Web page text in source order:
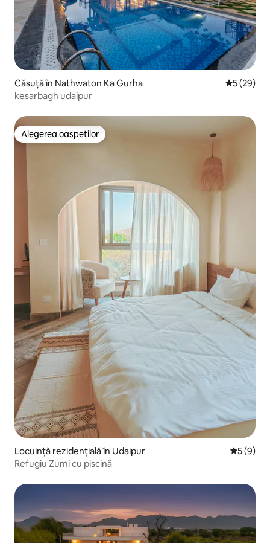
Căsuță în Nathwaton Ka Gurha Scor
5 (29)
kesarbagh udaipur
Alegerea oaspeților
Alegerea oaspeților
Locuință rezidențială în Udaipur Scor
5 (9)
Refugiu Zumi cu piscină